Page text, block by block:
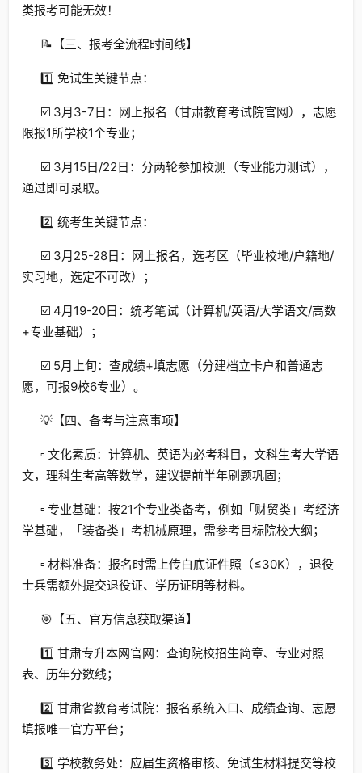
类报考可能无效！
📝【三、报考全流程时间线】
1️⃣ 免试生关键节点：
☑️ 3月3-7日：网上报名（甘肃教育考试院官网），志愿
限报1所学校1个专业；
☑️ 3月15日/22日：分两轮参加校测（专业能力测试），
通过即可录取。
2️⃣ 统考生关键节点：
☑️ 3月25-28日：网上报名，选考区（毕业校地/户籍地/
实习地，选定不可改）；
☑️ 4月19-20日：统考笔试（计算机/英语/大学语文/高数
+专业基础）；
☑️ 5月上旬：查成绩+填志愿（分建档立卡户和普通志
愿，可报9校6专业）。
💡【四、备考与注意事项】
▫️ 文化素质：计算机、英语为必考科目，文科生考大学语
文，理科生考高等数学，建议提前半年刷题巩固；
▫️ 专业基础：按21个专业类备考，例如「财贸类」考经济
学基础，「装备类」考机械原理，需参考目标院校大纲；
▫️ 材料准备：报名时需上传白底证件照（≤30K），退役
士兵需额外提交退役证、学历证明等材料。
🎯【五、官方信息获取渠道】
1️⃣ 甘肃专升本网官网：查询院校招生简章、专业对照
表、历年分数线；
2️⃣ 甘肃省教育考试院：报名系统入口、成绩查询、志愿
填报唯一官方平台；
3️⃣ 学校教务处：应届生资格审核、免试生材料提交等校